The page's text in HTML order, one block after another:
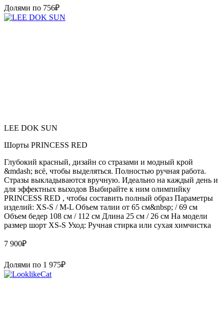
Долями по 756₽
LEE DOK SUN
Шорты PRINCESS RED
Глубокий красный, дизайн со стразами и модный крой
&mdash; всё, чтобы выделяться. Полностью ручная работа.
Стразы выкладываются вручную. Идеально на каждый день и
для эффектных выходов Выбирайте к ним олимпийку
PRINCESS RED , чтобы составить полный образ Параметры
изделий: XS-S / M-L Объем талии от 65 см&nbsp; / 69 см
Объем бедер 108 см / 112 см Длина 25 см / 26 см На модели
размер шорт XS-S Уход: Ручная стирка или сухая химчистка
7 900₽
Долями по 1 975₽